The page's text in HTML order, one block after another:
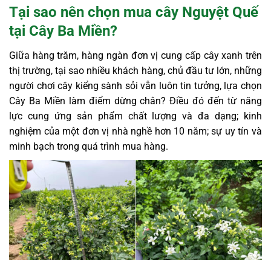
Tại sao nên chọn mua cây Nguyệt Quế
tại Cây Ba Miền?
Giữa hàng trăm, hàng ngàn đơn vị cung cấp cây xanh trên
thị trường, tại sao nhiều khách hàng, chủ đầu tư lớn, những
người chơi cây kiểng sành sỏi vẫn luôn tin tưởng, lựa chọn
Cây Ba Miền làm điểm dừng chân? Điều đó đến từ năng
lực cung ứng sản phẩm chất lượng và đa dạng; kinh
nghiệm của một đơn vị nhà nghề hơn 10 năm; sự uy tín và
minh bạch trong quá trình mua hàng.